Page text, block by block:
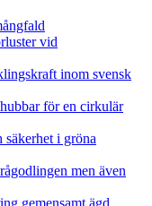
vid
inom svensk
för en cirkulär
i gröna
men även
gemensamt ägd